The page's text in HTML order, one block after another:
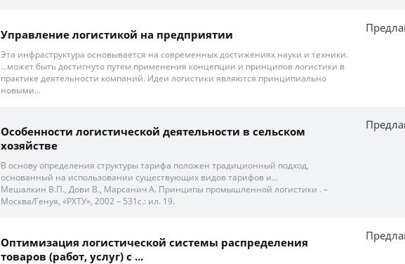
Управление логистикой на предприятии
Эта инфраструктура основывается на современных достижениях науки и техники.
...может быть достигнуто путем применения концепции и принципов логистики в
практике деятельности компаний. Идеи логистики являются принципиально
новыми...
Особенности логистической деятельности в сельском
хозяйстве
В основу определения структуры тарифа положен традиционный подход,
основанный на использовании существующих видов тарифов и...
Мешалкин В.П., Дови В., Марсанич А. Принципы промышленной логистики . –
Москва/Генуя, «РХТУ», 2002 – 531с.: ил. 19.
Оптимизация логистической системы распределения
товаров (работ, услуг) с ...